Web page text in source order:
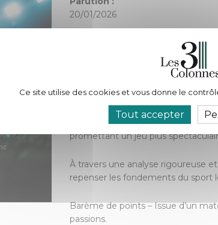
20/01/2026
Découvrez la vision
Ingénieur en statistique et
promettant un jeu plus
À travers une analyse rigoureuse
repenser les fondements du sport
Barème de points – Issue d’un
passions.
Ce site utilise des cookies et vous donne le
Tout accepter